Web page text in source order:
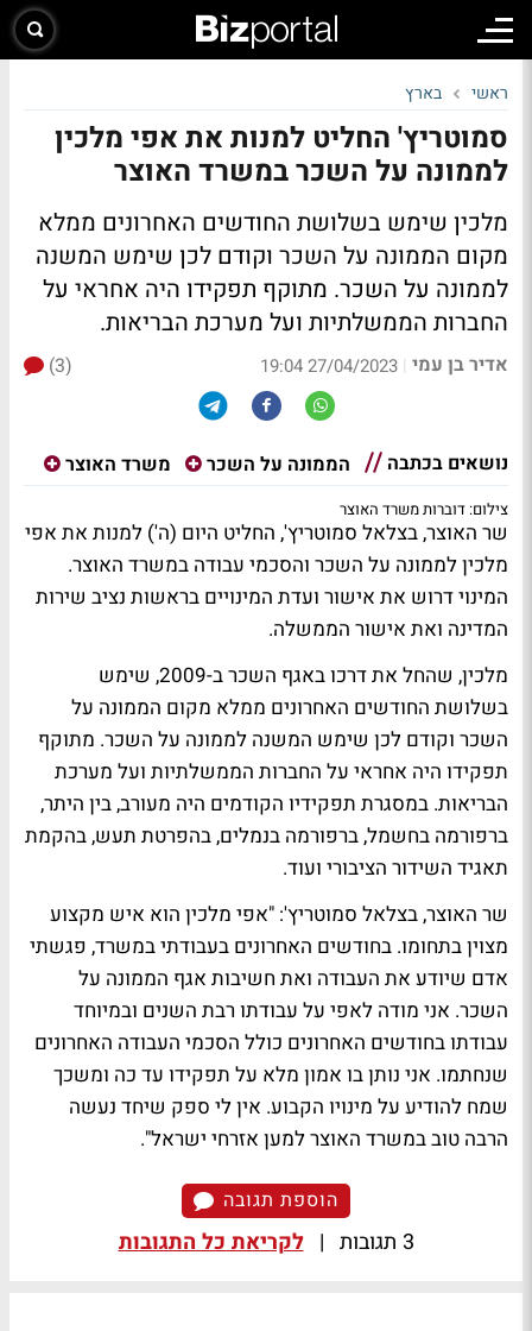
ראשי בארץ
סמוטריץ' החליט למנות את אפי מלכין
לממונה על השכר במשרד האוצר
מלכין שימש בשלושת החודשים האחרונים ממלא
מקום הממונה על השכר וקודם לכן שימש המשנה
לממונה על השכר. מתוקף תפקידו היה אחראי על
החברות הממשלתיות ועל מערכת הבריאות.
אדיר בן עמי |
27/04/2023 19:04
(3)
נושאים בכתבה הממונה על השכר משרד האוצר
צילום: דוברות משרד האוצר
שר האוצר, בצלאל סמוטריץ', החליט היום (ה') למנות את אפי
מלכין לממונה על השכר והסכמי עבודה במשרד האוצר.
המינוי דרוש את אישור ועדת המינויים בראשות נציב שירות
המדינה ואת אישור הממשלה.
מלכין, שהחל את דרכו באגף השכר ב-2009, שימש
בשלושת החודשים האחרונים ממלא מקום הממונה על
השכר וקודם לכן שימש המשנה לממונה על השכר. מתוקף
תפקידו היה אחראי על החברות הממשלתיות ועל מערכת
הבריאות. במסגרת תפקידיו הקודמים היה מעורב, בין היתר,
ברפורמה בחשמל, ברפורמה בנמלים, בהפרטת תעש, בהקמת
תאגיד השידור הציבורי ועוד.
שר האוצר, בצלאל סמוטריץ': "אפי מלכין הוא איש מקצוע
מצוין בתחומו. בחודשים האחרונים בעבודתי במשרד, פגשתי
אדם שיודע את העבודה ואת חשיבות אגף הממונה על
השכר. אני מודה לאפי על עבודתו רבת השנים ובמיוחד
עבודתו בחודשים האחרונים כולל הסכמי העבודה האחרונים
שנחתמו. אני נותן בו אמון מלא על תפקידו עד כה ומשכך
שמח להודיע על מינויו הקבוע. אין לי ספק שיחד נעשה
הרבה טוב במשרד האוצר למען אזרחי ישראל".
הוספת תגובה
3 תגובות | לקריאת כל התגובות